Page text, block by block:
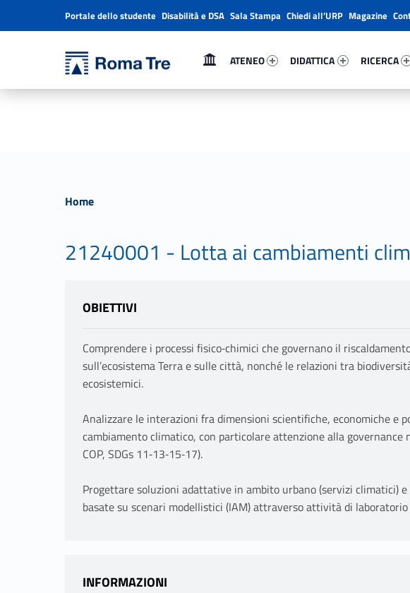
Università Roma Tre Primary Menu
ATENEO
DIDATTICA
RICERCA
Header info sidebar
Portale dello studente Disabilità e DSA Sala Stampa Chiedi all’URP Magazine
Home
21240001 - Lotta ai cambiamenti
OBIETTIVI
Comprendere i processi fisico‑chimici che governano il
sull’ecosistema Terra e sulle città, nonché le relazioni tra
ecosistemici.
Analizzare le interazioni fra dimensioni scientifiche, economiche e
cambiamento climatico, con particolare attenzione alla governance
COP, SDGs 11‑13‑15‑17).
Progettare soluzioni adattative in ambito urbano (servizi climatici)
basate su scenari modellistici (IAM) attraverso attività di
INFORMAZIONI